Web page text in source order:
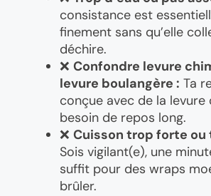
consistance est
finement sans qu’elle
déchire.
❌ Confondre levure
levure boulangère : Ta
conçue avec de la levure
besoin de repos long.
❌ Cuisson trop forte ou
Sois vigilant(e), une
suffit pour des wraps
brûler.